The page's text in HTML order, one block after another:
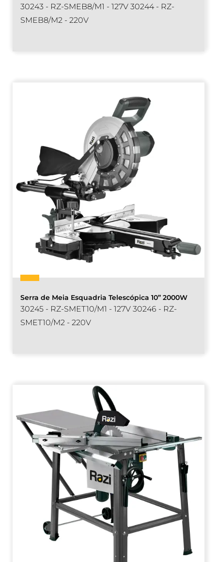
30243 - RZ-SMEB8/M1 - 127V 30244 - RZ-
SMEB8/M2 - 220V
Serra de Meia Esquadria Telescópica 10” 2000W
30245 - RZ-SMET10/M1 - 127V 30246 - RZ-
SMET10/M2 - 220V